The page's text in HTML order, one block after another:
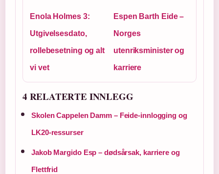
Enola Holmes 3:
Utgivelsesdato,
rollebesetning og alt
vi vet
Espen Barth Eide –
Norges
utenriksminister og
karriere
4 RELATERTE INNLEGG
Skolen Cappelen Damm – Feide-innlogging og
LK20-ressurser
Jakob Margido Esp – dødsårsak, karriere og
Flettfrid